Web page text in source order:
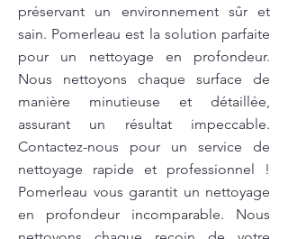
préservant un environnement sûr et
sain. Pomerleau est la solution parfaite
pour un nettoyage en profondeur.
Nous nettoyons chaque surface de
manière minutieuse et détaillée,
assurant un résultat impeccable.
Contactez-nous pour un service de
nettoyage rapide et professionnel !
Pomerleau vous garantit un nettoyage
en profondeur incomparable. Nous